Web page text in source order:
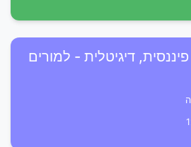
דיגיטלית - למורים